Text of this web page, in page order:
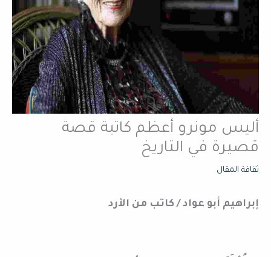
أليس مونرو أعظم كاتبة قصة
قصيرة في التاريخ
ثقافة المقال
إبراهيم أبو عواد / كاتب من الأرد